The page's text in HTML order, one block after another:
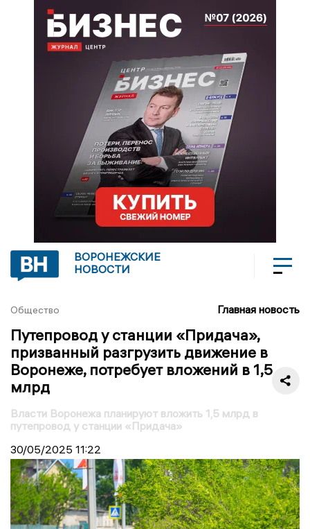
ВОРОНЕЖСКИЕ
НОВОСТИ
Общество Главная новость
Путепровод у станции «Придача»,
призванный разгрузить движение в
Воронеже, потребует вложений в 1,5
млрд
Власти Воронежа планируют вложить 1,5 млрд в
путепровод у станции «Придача»
30/05/2025 11:22